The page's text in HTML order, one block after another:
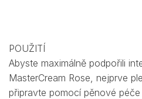
POUŽITÍ
Abyste maximálně podpořili
MasterCream Rose, nejprve
připravte pomocí pěnové